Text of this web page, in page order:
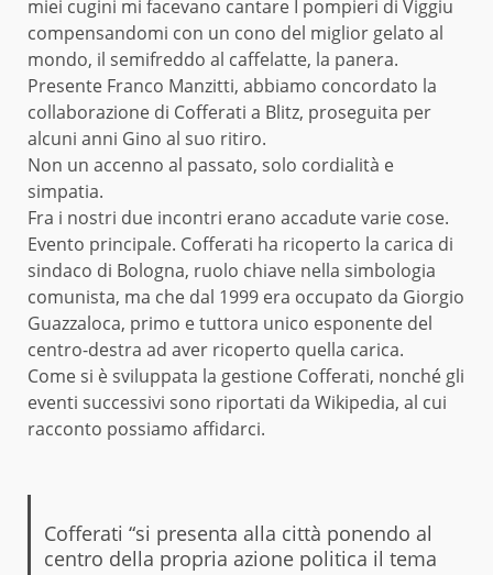
miei cugini mi facevano cantare I pompieri di Viggiu
compensandomi con un cono del miglior gelato al
mondo, il semifreddo al caffelatte, la panera.
Presente Franco Manzitti, abbiamo concordato la
collaborazione di Cofferati a Blitz, proseguita per
alcuni anni Gino al suo ritiro.
Non un accenno al passato, solo cordialità e
simpatia.
Fra i nostri due incontri erano accadute varie cose.
Evento principale. Cofferati ha ricoperto la carica di
sindaco di Bologna, ruolo chiave nella simbologia
comunista, ma che dal 1999 era occupato da Giorgio
Guazzaloca, primo e tuttora unico esponente del
centro-destra ad aver ricoperto quella carica.
Come si è sviluppata la gestione Cofferati, nonché gli
eventi successivi sono riportati da Wikipedia, al cui
racconto possiamo affidarci.
Cofferati “si presenta alla città ponendo al
centro della propria azione politica il tema